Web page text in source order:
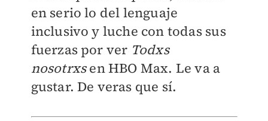
en serio lo del lenguaje
inclusivo y luche con todas sus
fuerzas por ver Todxs
nosotrxsen HBO Max. Le va a
gustar. De veras que sí.